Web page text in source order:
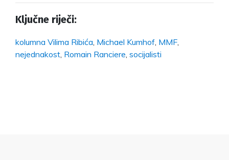
Ključne riječi:
kolumna Vilima Ribića Michael Kumhof MMF
nejednakost Romain Ranciere socijalisti